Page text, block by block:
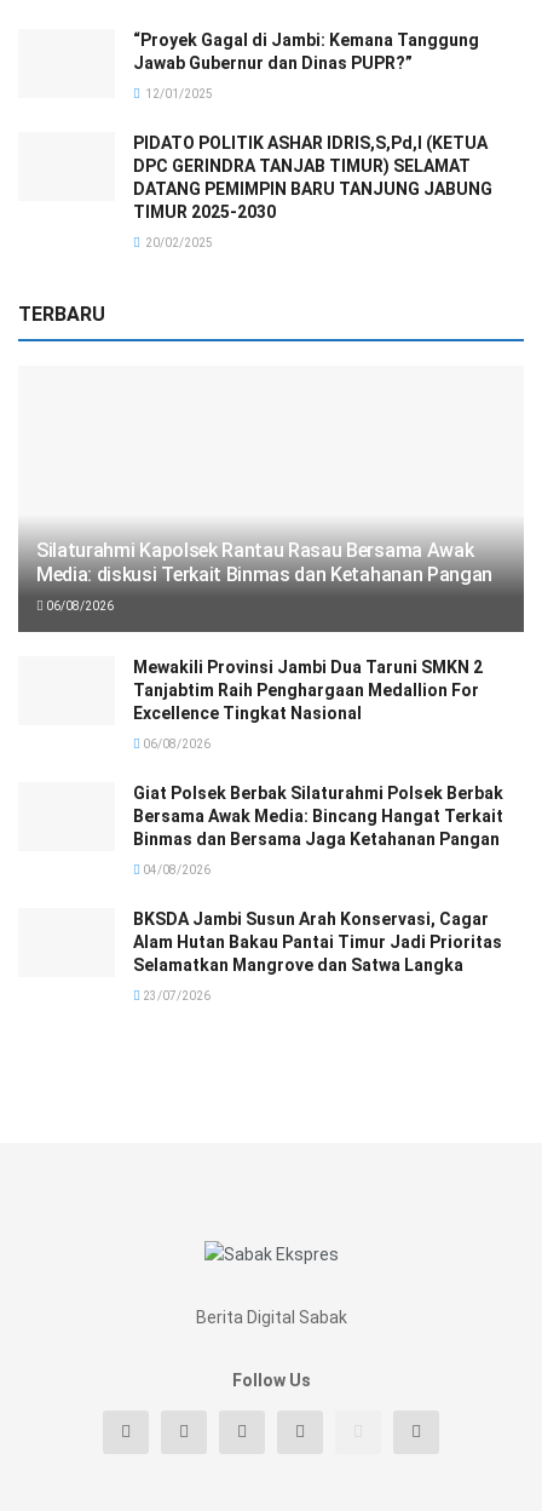
“Proyek Gagal di Jambi: Kemana Tanggung
Jawab Gubernur dan Dinas PUPR?”
12/01/2025
PIDATO POLITIK ASHAR IDRIS,S,Pd,I (KETUA
DPC GERINDRA TANJAB TIMUR) SELAMAT
DATANG PEMIMPIN BARU TANJUNG JABUNG
TIMUR 2025-2030
20/02/2025
TERBARU
Silaturahmi Kapolsek Rantau Rasau Bersama Awak
Media: diskusi Terkait Binmas dan Ketahanan Pangan
06/08/2026
Mewakili Provinsi Jambi Dua Taruni SMKN 2
Tanjabtim Raih Penghargaan Medallion For
Excellence Tingkat Nasional
06/08/2026
Giat Polsek Berbak Silaturahmi Polsek Berbak
Bersama Awak Media: Bincang Hangat Terkait
Binmas dan Bersama Jaga Ketahanan Pangan
04/08/2026
BKSDA Jambi Susun Arah Konservasi, Cagar
Alam Hutan Bakau Pantai Timur Jadi Prioritas
Selamatkan Mangrove dan Satwa Langka
23/07/2026
Berita Digital Sabak
Follow Us